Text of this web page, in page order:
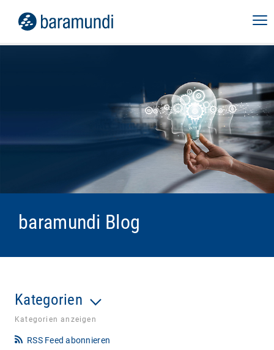
baramundi Blog
Kategorien
Kategorien anzeigen
RSS Feed abonnieren